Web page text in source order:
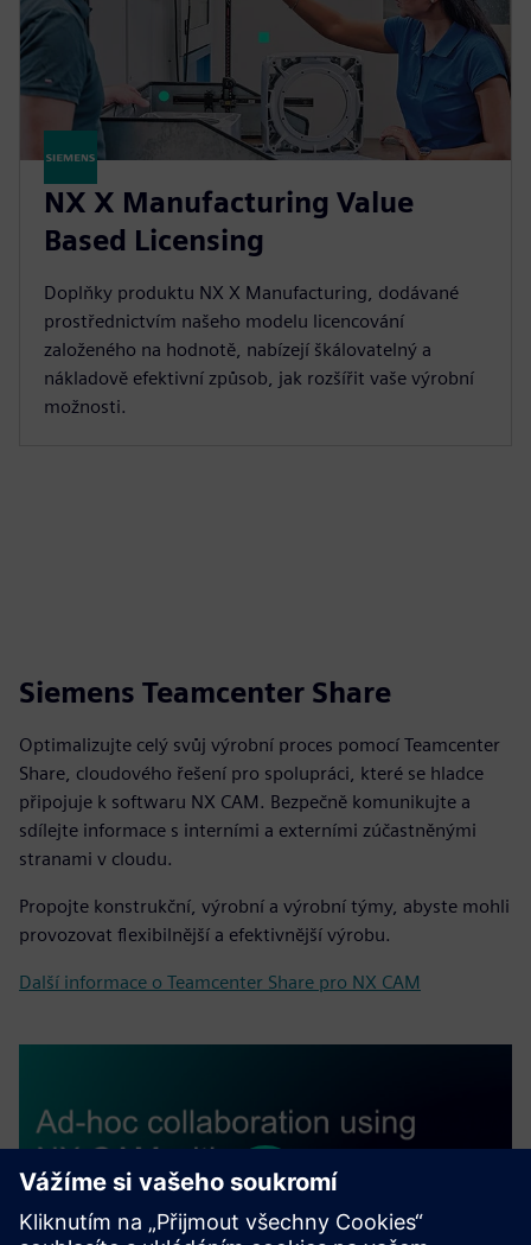
NX X Manufacturing Value
Based Licensing
Doplňky produktu NX X Manufacturing, dodávané
prostřednictvím našeho modelu licencování
založeného na hodnotě, nabízejí škálovatelný a
nákladově efektivní způsob, jak rozšířit vaše výrobní
možnosti.
Siemens Teamcenter Share
Optimalizujte celý svůj výrobní proces pomocí Teamcenter
Share, cloudového řešení pro spolupráci, které se hladce
připojuje k softwaru NX CAM. Bezpečně komunikujte a
sdílejte informace s interními a externími zúčastněnými
stranami v cloudu.
Propojte konstrukční, výrobní a výrobní týmy, abyste mohli
provozovat flexibilnější a efektivnější výrobu.
Další informace o Teamcenter Share pro NX CAM